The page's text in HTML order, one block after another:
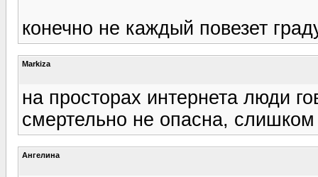
конечно не каждый повезет
Markiza
на просторах интернета люди
смертельно не опасна,
Ангелина